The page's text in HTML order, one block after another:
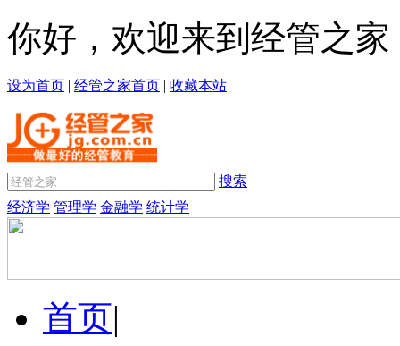
你好，欢迎来到经管之家
设为首页 | 经管之家首页 | 收藏本站
搜索
经济学 管理学 金融学 统计学
首页|